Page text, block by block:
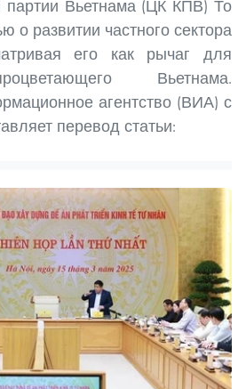
партии Вьетнама (ЦК КПВ) То
о развитии частного сектора
его как рычаг для
Вьетнама.
агентство (ВИА) с
перевод статьи: